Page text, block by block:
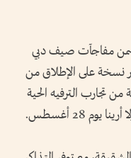
ضمن مفاجآت صيف دبي
نسخة على الإطلاق من
الترفيه الحية
28 أغسطس.